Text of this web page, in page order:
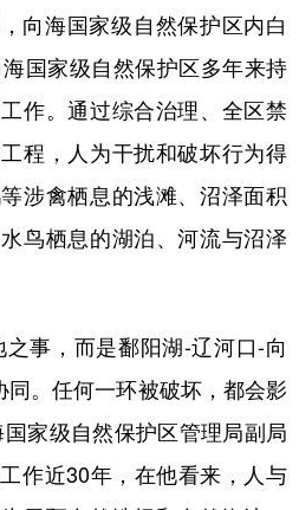
向海国家级自然保护区内白
国家级自然保护区多年来持
作。通过综合治理、全区禁
程，人为干扰和破坏行为得
涉禽栖息的浅滩、沼泽面积
鸟栖息的湖泊、河流与沼泽
事，而是鄱阳湖-辽河口-向
。任何一环被破坏，都会影
家级自然保护区管理局副局
作近30年，在他看来，人与